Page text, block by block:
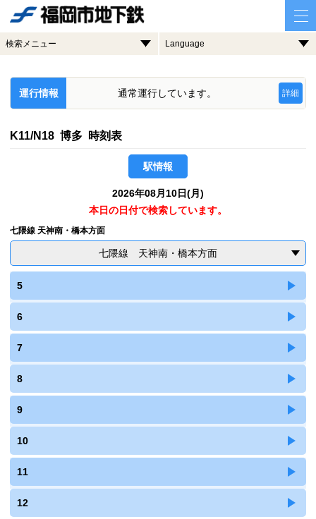
検索メニュー Language
運行情報 通常運行しています。 詳細
K11/N18 博多 時刻表
駅情報
2026年08月10日(月)
本日の日付で検索しています。
七隈線 天神南・橋本方面
七隈線 天神南・橋本方面
5
6
7
8
9
10
11
12